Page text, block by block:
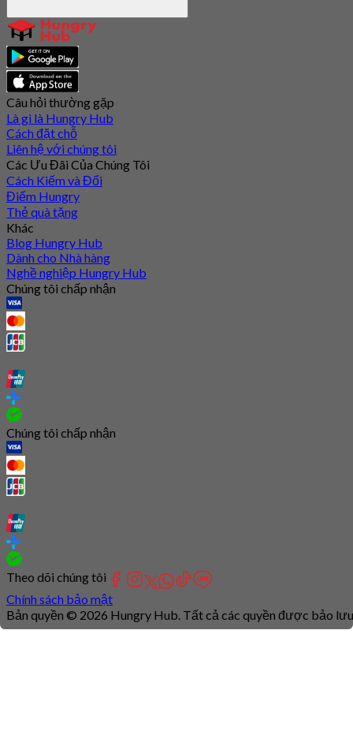
Câu hỏi thường gặp
Là gì là Hungry Hub
Cách đặt chỗ
Liên hệ với chúng tôi
Các Ưu Đãi Của Chúng Tôi
Cách Kiếm và Đổi
Điểm Hungry
Thẻ quà tặng
Khác
Blog Hungry Hub
Dành cho Nhà hàng
Nghề nghiệp Hungry Hub
Chúng tôi chấp nhận
Chúng tôi chấp nhận
Theo dõi chúng tôi
Chính sách bảo mật
Bản quyền © 2026 Hungry Hub. Tất cả các quyền được bảo
Connection